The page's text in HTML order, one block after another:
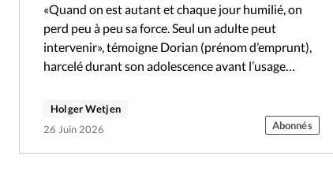
«Quand on est autant et chaque jour humilié, on
perd peu à peu sa force. Seul un adulte peut
intervenir», témoigne Dorian (prénom d’emprunt),
harcelé durant son adolescence avant l’usage
Holger Wetjen
26 Juin 2026
Abonnés